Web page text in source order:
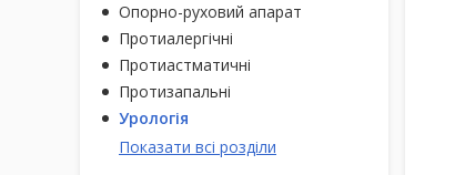
Опорно-руховий апарат
Протиалергічні
Протиастматичні
Протизапальні
Урологія
Показати всі розділи